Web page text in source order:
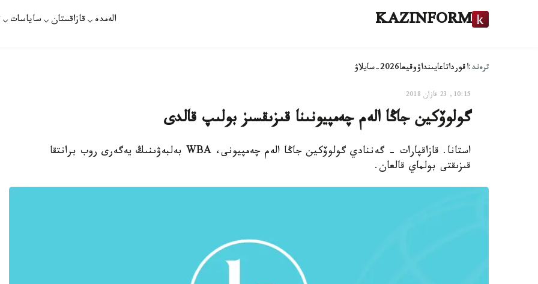
KAZINFORM الەمدە قازاقستان ساياسات
ترەند:اقورداتاعايىنداۋوقيعا2026-سايلاۋ
10:15, 23 قازان 2018
گولوۆكين جاڭا الەم چەمپيونىنا قىزىقسىز بولىپ قالدى
استانا. قازاقپارات - گەننادي گولوۆكين جاڭا الەم چەمپيونى، WBA بەلبەۋىنىڭ يەگەرى روب برانتقا
قىزىقتى بولماي قالعان.